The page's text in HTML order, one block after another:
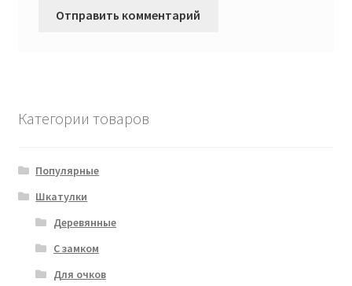
Категории товаров
Популярные
Шкатулки
Деревянные
С замком
Для очков